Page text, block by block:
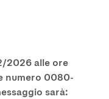
2026 alle ore
numero 0080-
sarà: